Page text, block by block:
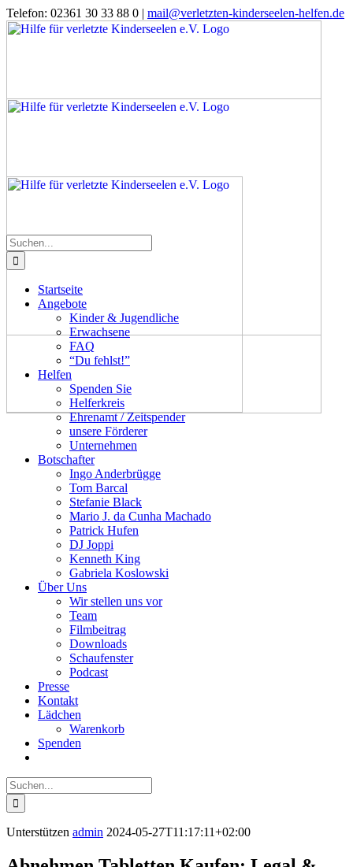
Zum
Inhalt
Telefon: 02361 30 33 88 0 | mail@verletzten-kinderseelen-helfen.de
Facebook
Instagram
Spenden
Suche
nach:
Startseite
Angebote
Kinder & Jugendliche
Erwachsene
FAQ
“Du fehlst!”
Helfen
Spenden Sie
Helferkreis
Ehrenamt / Zeitspender
unsere Förderer
Unternehmen
Botschafter
Ingo Anderbrügge
Tom Barcal
Stefanie Black
Mario J. da Cunha Machado
Patrick Hufen
DJ Joppi
Kenneth King
Gabriela Koslowski
Über Uns
Wir stellen uns vor
Team
Filmbeitrag
Downloads
Schaufenster
Podcast
Presse
Kontakt
Lädchen
Warenkorb
Spenden
Suche
nach:
Unterstützen admin 2024-05-27T11:17:11+02:00